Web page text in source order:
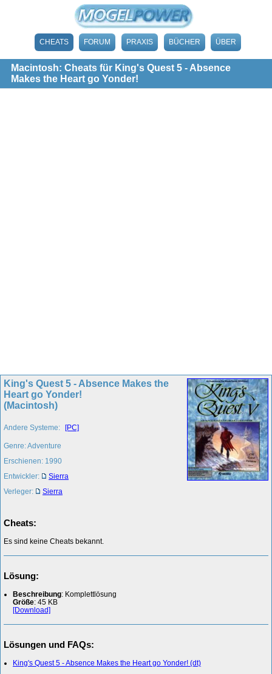
CHEATS FORUM PRAXIS BÜCHER ÜBER
Macintosh: Cheats für King's Quest 5 - Absence
Makes the Heart go Yonder!
King's Quest 5 - Absence Makes the
Heart go Yonder!
(Macintosh)
Andere Systeme: [PC]
Genre: Adventure
Erschienen: 1990
Entwickler:
Sierra
Verleger:
Sierra
Cheats:
Es sind keine Cheats bekannt.
Lösung:
Beschreibung: Komplettlösung
Größe: 45 KB
[Download]
Lösungen und FAQs:
King's Quest 5 - Absence Makes the Heart go Yonder! (dt)